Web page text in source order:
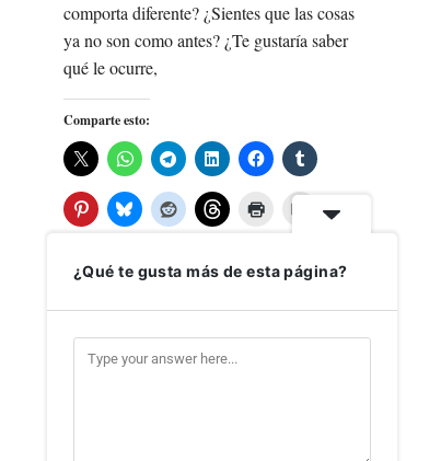
comporta diferente? ¿Sientes que las cosas
ya no son como antes? ¿Te gustaría saber
qué le ocurre,
Comparte esto:
Me gusta esto:
¿Qué te gusta más de esta página?